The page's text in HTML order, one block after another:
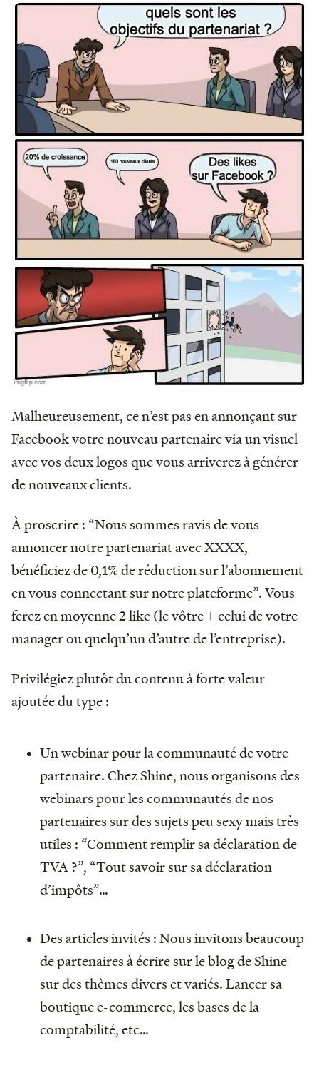
Malheureusement, ce n’est pas en annonçant sur
Facebook votre nouveau partenaire via un visuel
avec vos deux logos que vous arriverez à générer
de nouveaux clients.
À proscrire : “Nous sommes ravis de vous
annoncer notre partenariat avec XXXX,
bénéficiez de 0,1% de réduction sur l’abonnement
en vous connectant sur notre plateforme”. Vous
ferez en moyenne 2 like (le vôtre + celui de votre
manager ou quelqu’un d’autre de l’entreprise).
Privilégiez plutôt du contenu à forte valeur
ajoutée du type :
Un webinar pour la communauté de votre
partenaire. Chez Shine, nous organisons des
webinars pour les communautés de nos
partenaires sur des sujets peu sexy mais très
utiles : “Comment remplir sa déclaration de
TVA ?”, “Tout savoir sur sa déclaration
d’impôts”…
Des articles invités : Nous invitons beaucoup
de partenaires à écrire sur le blog de Shine
sur des thèmes divers et variés. Lancer sa
boutique e-commerce, les bases de la
comptabilité, etc…